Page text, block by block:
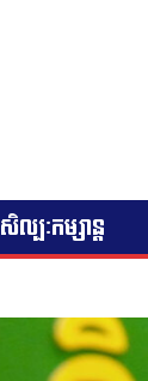
សិល្បៈកម្សាន្ត